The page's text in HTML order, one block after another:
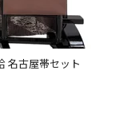
名古屋帯セット